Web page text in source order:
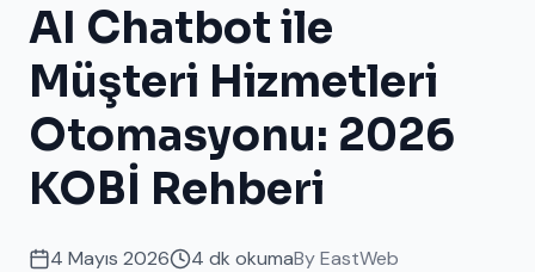
AI Chatbot ile
Müşteri Hizmetleri
Otomasyonu: 2026
KOBİ Rehberi
4 Mayıs 2026 4 dk okumaByEastWeb